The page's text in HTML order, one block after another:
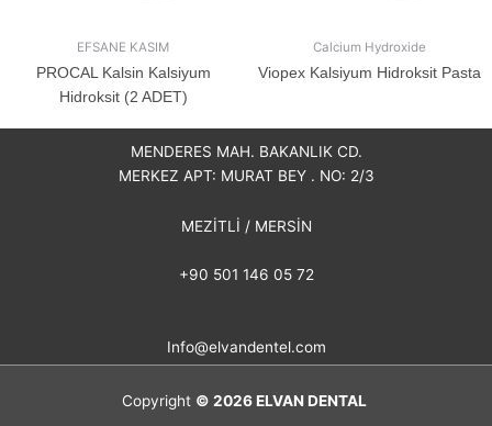
EFSANE KASIM
PROCAL Kalsin Kalsiyum
Hidroksit (2 ADET)
Calcium Hydroxide
Viopex Kalsiyum Hidroksit Pasta
MENDERES MAH. BAKANLIK CD.
MERKEZ APT: MURAT BEY . NO: 2/3
MEZİTLİ / MERSİN
+90 501 146 05 72
Info@elvandentel.com
Copyright © 2026ELVAN DENTAL